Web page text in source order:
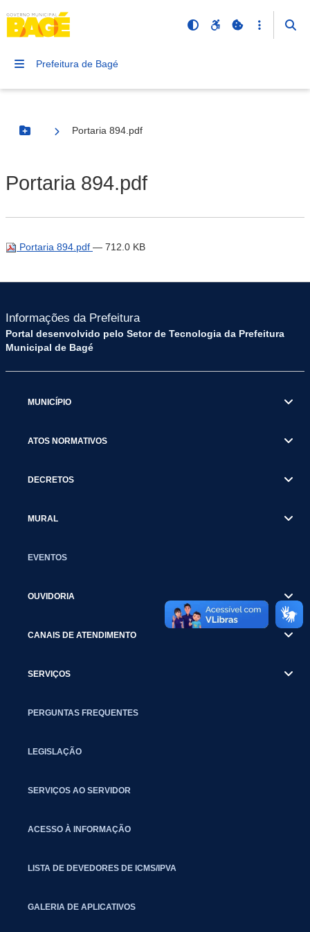
Prefeitura de Bagé
Botão Menu
Portaria 894.pdf
Portaria 894.pdf
Portaria 894.pdf — 712.0 KB
Informações da Prefeitura
Portal desenvolvido pelo Setor de Tecnologia da Prefeitura
Municipal de Bagé
MUNICÍPIO
ATOS NORMATIVOS
DECRETOS
MURAL
EVENTOS
OUVIDORIA
CANAIS DE ATENDIMENTO
SERVIÇOS
PERGUNTAS FREQUENTES
LEGISLAÇÃO
SERVIÇOS AO SERVIDOR
ACESSO À INFORMAÇÃO
LISTA DE DEVEDORES DE ICMS/IPVA
GALERIA DE APLICATIVOS